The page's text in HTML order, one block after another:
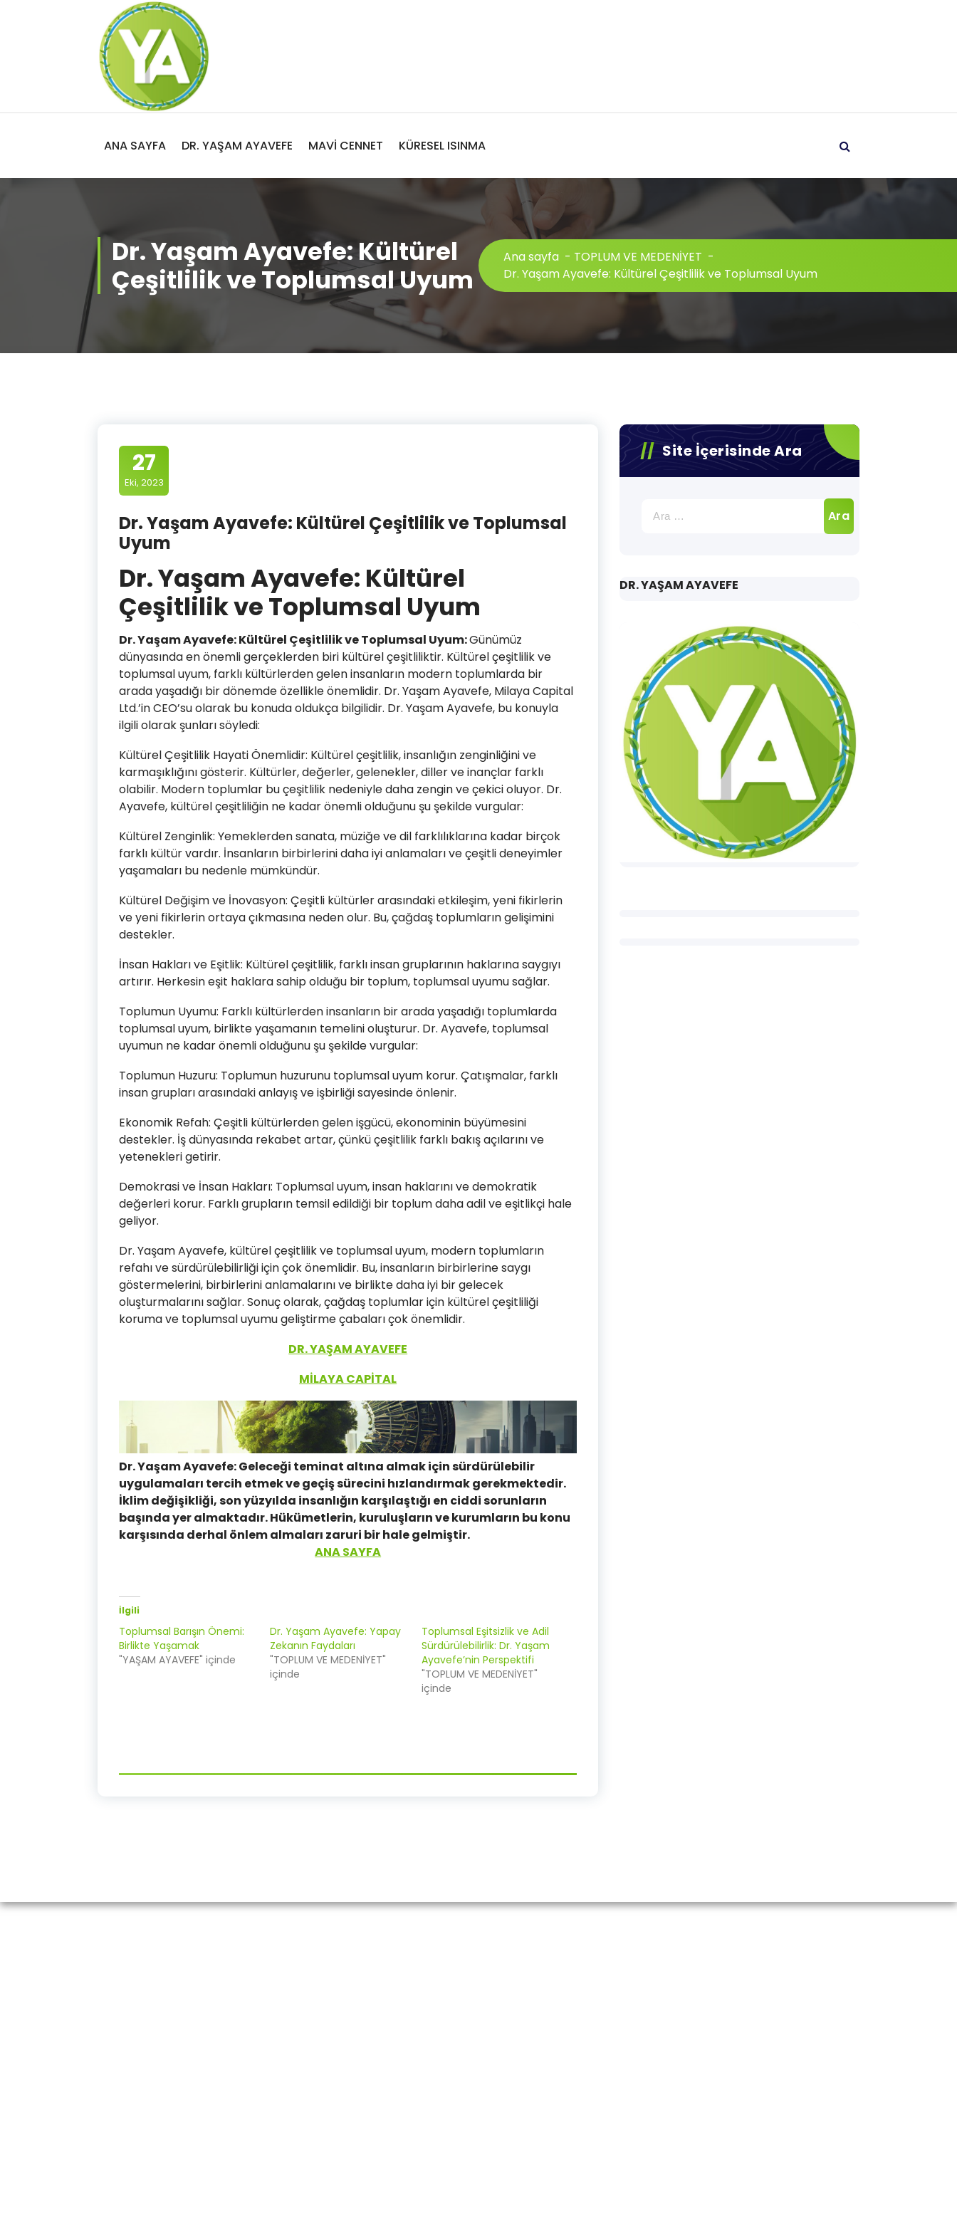
ANA SAYFA DR. YAŞAM AYAVEFE MAVİ CENNET KÜRESEL ISINMA
Dr. Yaşam Ayavefe: Kültürel
Çeşitlilik ve Toplumsal Uyum
Ana sayfa - TOPLUM VE MEDENİYET -
Dr. Yaşam Ayavefe: Kültürel Çeşitlilik ve Toplumsal Uyum
27
Eki, 2023
Dr. Yaşam Ayavefe: Kültürel Çeşitlilik ve Toplumsal
Uyum
Dr. Yaşam Ayavefe: Kültürel
Çeşitlilik ve Toplumsal Uyum
Dr. Yaşam Ayavefe: Kültürel Çeşitlilik ve Toplumsal Uyum:Günümüz
dünyasında en önemli gerçeklerden biri kültürel çeşitliliktir. Kültürel çeşitlilik ve
toplumsal uyum, farklı kültürlerden gelen insanların modern toplumlarda bir
arada yaşadığı bir dönemde özellikle önemlidir. Dr. Yaşam Ayavefe, Milaya Capital
Ltd.’in CEO’su olarak bu konuda oldukça bilgilidir. Dr. Yaşam Ayavefe, bu konuyla
ilgili olarak şunları söyledi:
Kültürel Çeşitlilik Hayati Önemlidir: Kültürel çeşitlilik, insanlığın zenginliğini ve
karmaşıklığını gösterir. Kültürler, değerler, gelenekler, diller ve inançlar farklı
olabilir. Modern toplumlar bu çeşitlilik nedeniyle daha zengin ve çekici oluyor. Dr.
Ayavefe, kültürel çeşitliliğin ne kadar önemli olduğunu şu şekilde vurgular:
Kültürel Zenginlik: Yemeklerden sanata, müziğe ve dil farklılıklarına kadar birçok
farklı kültür vardır. İnsanların birbirlerini daha iyi anlamaları ve çeşitli deneyimler
yaşamaları bu nedenle mümkündür.
Kültürel Değişim ve İnovasyon: Çeşitli kültürler arasındaki etkileşim, yeni fikirlerin
ve yeni fikirlerin ortaya çıkmasına neden olur. Bu, çağdaş toplumların gelişimini
destekler.
İnsan Hakları ve Eşitlik: Kültürel çeşitlilik, farklı insan gruplarının haklarına saygıyı
artırır. Herkesin eşit haklara sahip olduğu bir toplum, toplumsal uyumu sağlar.
Toplumun Uyumu: Farklı kültürlerden insanların bir arada yaşadığı toplumlarda
toplumsal uyum, birlikte yaşamanın temelini oluşturur. Dr. Ayavefe, toplumsal
uyumun ne kadar önemli olduğunu şu şekilde vurgular:
Toplumun Huzuru: Toplumun huzurunu toplumsal uyum korur. Çatışmalar, farklı
insan grupları arasındaki anlayış ve işbirliği sayesinde önlenir.
Ekonomik Refah: Çeşitli kültürlerden gelen işgücü, ekonominin büyümesini
destekler. İş dünyasında rekabet artar, çünkü çeşitlilik farklı bakış açılarını ve
yetenekleri getirir.
Demokrasi ve İnsan Hakları: Toplumsal uyum, insan haklarını ve demokratik
değerleri korur. Farklı grupların temsil edildiği bir toplum daha adil ve eşitlikçi hale
geliyor.
Dr. Yaşam Ayavefe, kültürel çeşitlilik ve toplumsal uyum, modern toplumların
refahı ve sürdürülebilirliği için çok önemlidir. Bu, insanların birbirlerine saygı
göstermelerini, birbirlerini anlamalarını ve birlikte daha iyi bir gelecek
oluşturmalarını sağlar. Sonuç olarak, çağdaş toplumlar için kültürel çeşitliliği
koruma ve toplumsal uyumu geliştirme çabaları çok önemlidir.
DR. YAŞAM AYAVEFE
MİLAYA CAPİTAL
Dr. Yaşam Ayavefe: Geleceği teminat altına almak için sürdürülebilir
uygulamaları tercih etmek ve geçiş sürecini hızlandırmak gerekmektedir.
İklim değişikliği, son yüzyılda insanlığın karşılaştığı en ciddi sorunların
başında yer almaktadır. Hükümetlerin, kuruluşların ve kurumların bu konu
karşısında derhal önlem almaları zaruri bir hale gelmiştir.
ANA SAYFA
İlgili
Toplumsal Barışın Önemi:
Birlikte Yaşamak
"YAŞAM AYAVEFE" içinde
Dr. Yaşam Ayavefe: Yapay
Zekanın Faydaları
"TOPLUM VE MEDENİYET"
içinde
Toplumsal Eşitsizlik ve Adil
Sürdürülebilirlik: Dr. Yaşam
Ayavefe’nin Perspektifi
"TOPLUM VE MEDENİYET"
içinde
Site İçerisinde Ara
DR. YAŞAM AYAVEFE